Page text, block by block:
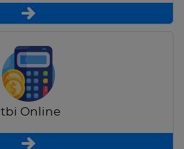
Itbi Online